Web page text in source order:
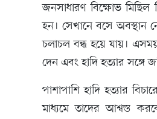
জনসাধারণ বিক্ষোভ
হন। সেখানে বসে অবস্থান
চলাচল বন্ধ হয়ে যায়।
দেন এবং হাদি হত্যার সঙ্গে
পাশাপাশি হাদি হত্যার
মাধ্যমে তাদের আশ্বস্ত